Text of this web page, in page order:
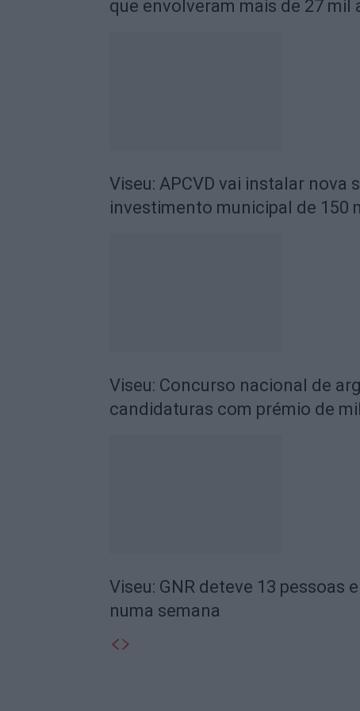
que envolveram mais de 27 mil
Viseu: APCVD vai instalar
investimento municipal de 150
Viseu: Concurso nacional de
candidaturas com prémio de
Viseu: GNR deteve 13
numa semana